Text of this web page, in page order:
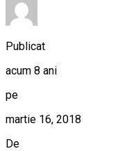
Publicat
acum 8 ani
pe
martie 16, 2018
De